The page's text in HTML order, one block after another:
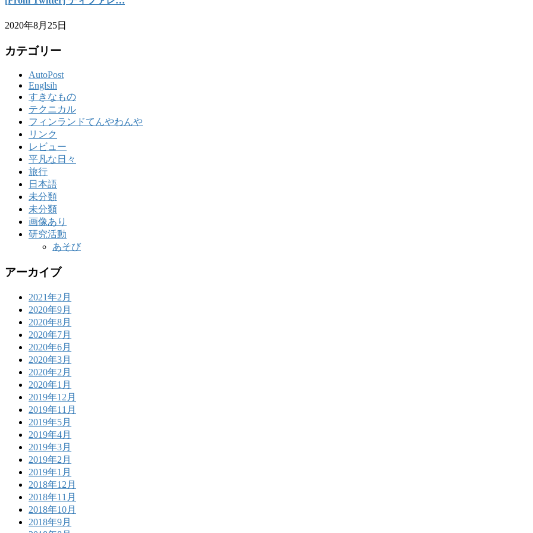
2020年8月25日
カテゴリー
AutoPost
Englsih
すきなもの
テクニカル
フィンランドてんやわんや
リンク
レビュー
平凡な日々
旅行
日本語
未分類
未分類
画像あり
研究活動
あそび
アーカイブ
2021年2月
2020年9月
2020年8月
2020年7月
2020年6月
2020年3月
2020年2月
2020年1月
2019年12月
2019年11月
2019年5月
2019年4月
2019年3月
2019年2月
2019年1月
2018年12月
2018年11月
2018年10月
2018年9月